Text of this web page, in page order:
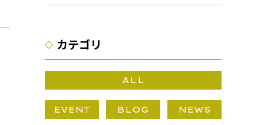
カテゴリ
ALL
EVENT BLOG NEWS